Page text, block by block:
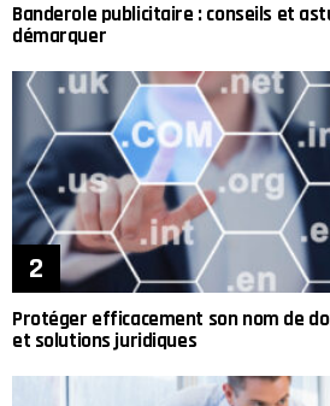
Banderole publicitaire : conseils et
démarquer
Protéger efficacement son nom de
et solutions juridiques